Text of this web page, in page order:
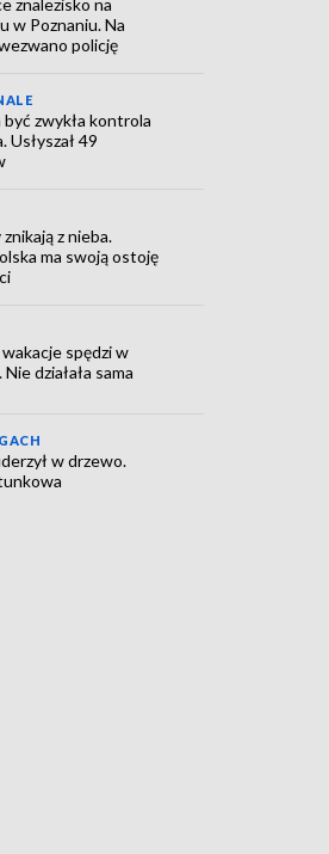
w Poznaniu. Na
policję
być zwykła kontrola
Usłyszał 49
z nieba.
ma swoją ostoję
spędzi w
działała sama
w drzewo.